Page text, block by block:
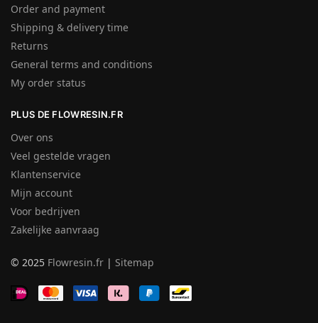
Order and payment
Shipping & delivery time
Returns
General terms and conditions
My order status
PLUS DE FLOWRESIN.FR
Over ons
Veel gestelde vragen
Klantenservice
Mijn account
Voor bedrijven
Zakelijke aanvraag
© 2025 Flowresin.fr | Sitemap